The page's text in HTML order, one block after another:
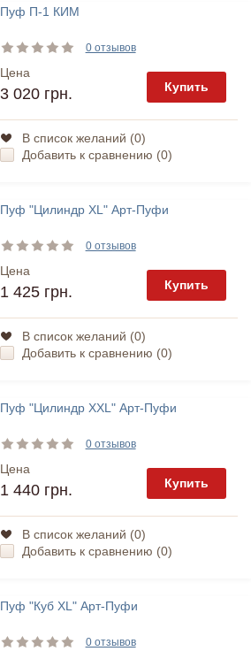
Пуф П-1 КИМ
0 отзывов
Цена
3 020 грн. Купить
В список желаний (0)
Добавить к сравнению (0)
Пуф "Цилиндр XL" Арт-Пуфи
0 отзывов
Цена
1 425 грн. Купить
В список желаний (0)
Добавить к сравнению (0)
Пуф "Цилиндр XXL" Арт-Пуфи
0 отзывов
Цена
1 440 грн. Купить
В список желаний (0)
Добавить к сравнению (0)
Пуф "Куб XL" Арт-Пуфи
0 отзывов